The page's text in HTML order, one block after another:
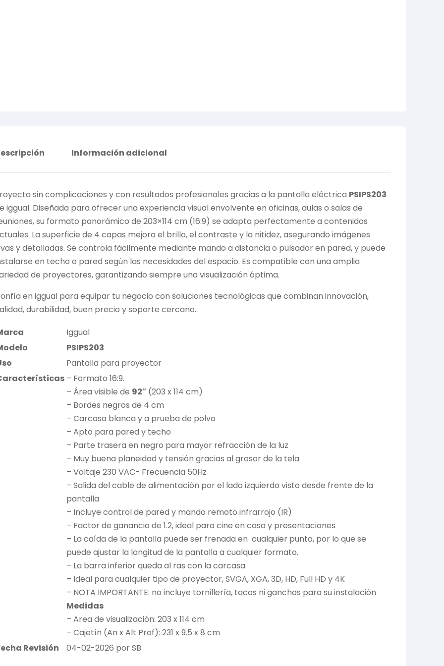
Información adicional
sin complicaciones y con resultados profesionales gracias a la pantalla eléctrica PSIPS203
iggual. Diseñada para ofrecer una experiencia visual envolvente en oficinas, aulas o salas de
su formato panorámico de 203×114 cm (16:9) se adapta perfectamente a contenidos
La superficie de 4 capas mejora el brillo, el contraste y la nitidez, asegurando imágenes
y detalladas. Se controla fácilmente mediante mando a distancia o pulsador en pared, y puede
en techo o pared según las necesidades del espacio. Es compatible con una amplia
de proyectores, garantizando siempre una visualización óptima.
en iggual para equipar tu negocio con soluciones tecnológicas que combinan innovación,
durabilidad, buen precio y soporte cercano.
Iggual
PSIPS203
Pantalla para proyector
– Formato 16:9.
– Área visible de 92″ (203 x 114 cm)
– Bordes negros de 4 cm
– Carcasa blanca y a prueba de polvo
– Apto para pared y techo
– Parte trasera en negro para mayor refracción de la luz
– Muy buena planeidad y tensión gracias al grosor de la tela
– Voltaje 230 VAC- Frecuencia 50Hz
– Salida del cable de alimentación por el lado izquierdo visto desde frente de la
pantalla
– Incluye control de pared y mando remoto infrarrojo (IR)
– Factor de ganancia de 1.2, ideal para cine en casa y presentaciones
– La caída de la pantalla puede ser frenada en cualquier punto, por lo que se
puede ajustar la longitud de la pantalla a cualquier formato.
– La barra inferior queda al ras con la carcasa
– Ideal para cualquier tipo de proyector, SVGA, XGA, 3D, HD, Full HD y 4K
– NOTA IMPORTANTE: no incluye tornillería, tacos ni ganchos para su instalación
Medidas
– Area de visualización: 203 x 114 cm
– Cajetín (An x Alt Prof): 231 x 9.5 x 8 cm
Revisión
04-02-2026 por SB